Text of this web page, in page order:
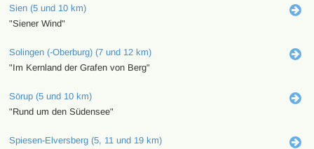
Sien (5 und 10 km)
"Siener Wind"
Solingen (-Oberburg) (7 und 12 km)
"Im Kernland der Grafen von Berg"
Sörup (5 und 10 km)
"Rund um den Südensee"
Spiesen-Elversberg (5, 11 und 19 km)